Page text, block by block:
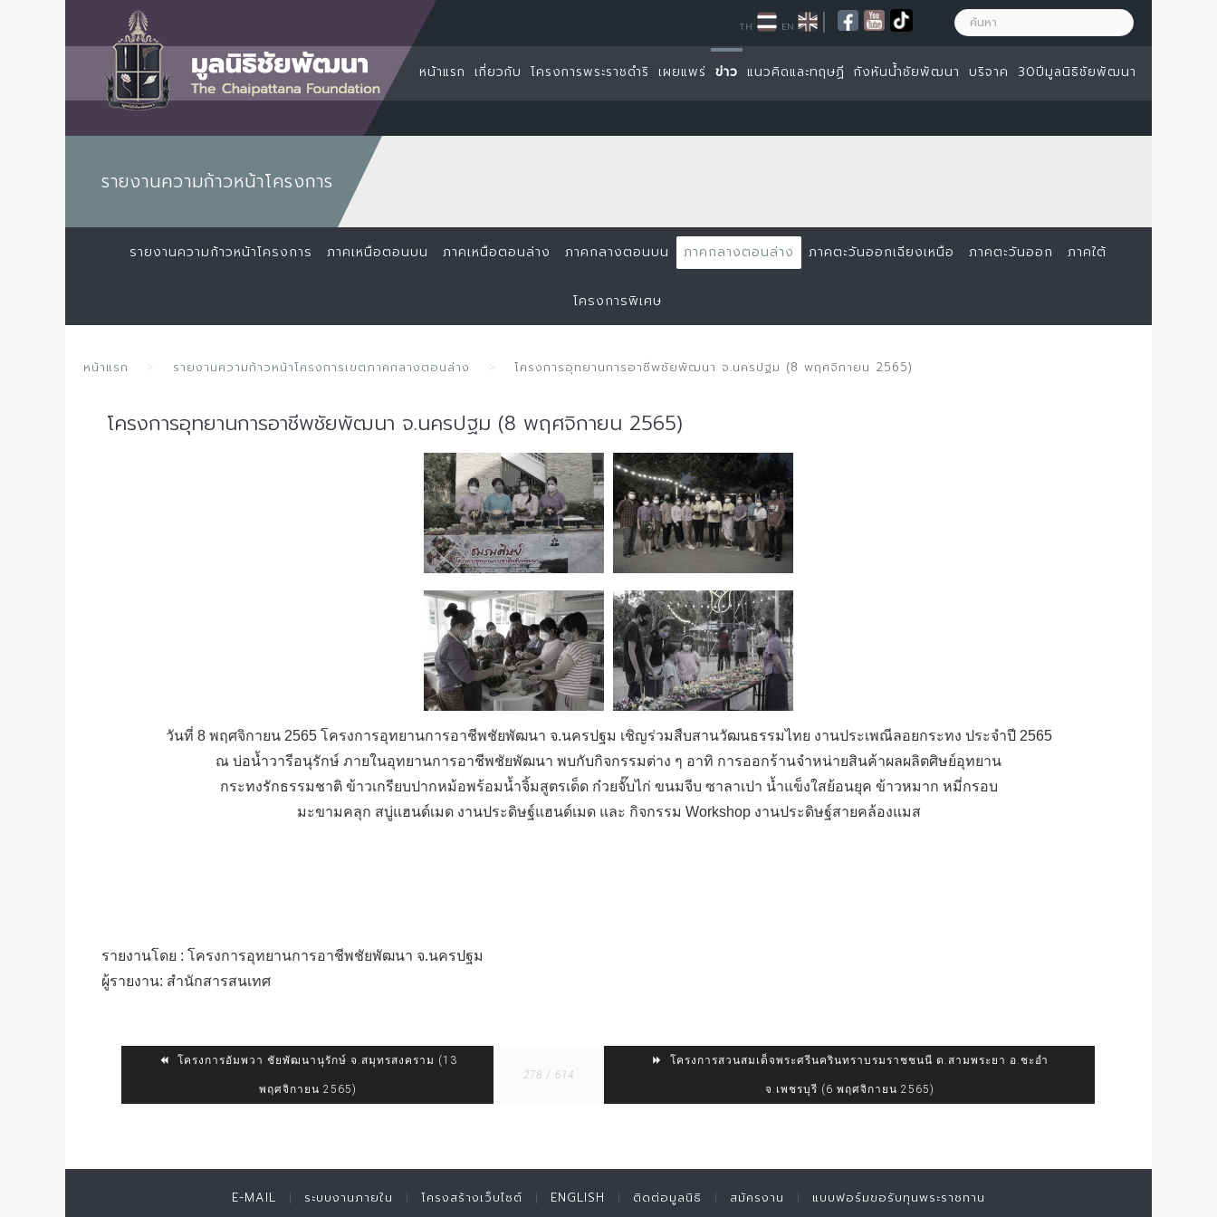
หน้าแรก เกี่ยวกับ โครงการพระราชดำริ เผยแพร่ ข่าว แนวคิดและทฤษฏี กังหันน้ำชัยพัฒนา บริจาค 30ปีมูลนิธิชัยพัฒนา
TH EN |
รายงานความก้าวหน้าโครงการ
รายงานความก้าวหน้าโครงการ ภาคเหนือตอนบน ภาคเหนือตอนล่าง ภาคกลางตอนบน ภาคกลางตอนล่าง ภาคตะวันออกเฉียงเหนือ ภาคตะวันออก ภาคใต้
โครงการพิเศษ
หน้าแรก รายงานความก้าวหน้าโครงการเขตภาคกลางตอนล่าง โครงการอุทยานการอาชีพชัยพัฒนา จ.นครปฐม (8 พฤศจิกายน 2565)
โครงการอุทยานการอาชีพชัยพัฒนา จ.นครปฐม (8 พฤศจิกายน 2565)
วันที่ 8 พฤศจิกายน 2565 โครงการอุทยานการอาชีพชัยพัฒนา จ.นครปฐม เชิญร่วมสืบสานวัฒนธรรมไทย งานประเพณีลอยกระทง ประจำปี 2565
ณ บ่อน้ำวารีอนุรักษ์ ภายในอุทยานการอาชีพชัยพัฒนา พบกับกิจกรรมต่าง ๆ อาทิ การออกร้านจำหน่ายสินค้าผลผลิตศิษย์อุทยาน
กระทงรักธรรมชาติ ข้าวเกรียบปากหม้อพร้อมน้ำจิ้มสูตรเด็ด ก๋วยจั๊บไก่ ขนมจีบ ซาลาเปา น้ำแข็งใสย้อนยุค ข้าวหมาก หมี่กรอบ
มะขามคลุก สบู่แฮนด์เมด งานประดิษฐ์แฮนด์เมด และ กิจกรรม Workshop งานประดิษฐ์สายคล้องแมส
รายงานโดย : โครงการอุทยานการอาชีพชัยพัฒนา จ.นครปฐม
ผู้รายงาน: สำนักสารสนเทศ
โครงการอัมพวา ชัยพัฒนานุรักษ์ จ.สมุทรสงคราม (13
พฤศจิกายน 2565)
278 / 614
โครงการสวนสมเด็จพระศรีนครินทราบรมราชชนนี ต.สามพระยา อ.ชะอำ
จ.เพชรบุรี (6 พฤศจิกายน 2565)
E-MAIL ระบบงานภายใน โครงสร้างเว็บไซต์ ENGLISH ติดต่อมูลนิธิ สมัครงาน แบบฟอร์มขอรับทุนพระราชทาน